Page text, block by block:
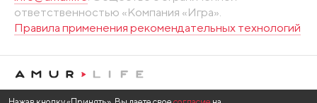
ответственностью «Компания «Игра».
Правила применения рекомендательных технологий